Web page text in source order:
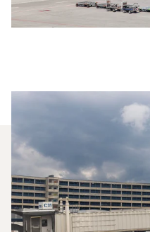
Quels Jets
Affrétés